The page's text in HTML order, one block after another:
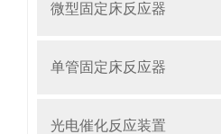
微型固定床反应器
单管固定床反应器
光电催化反应装置